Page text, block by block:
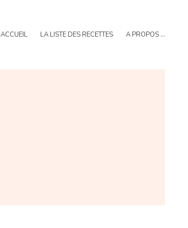
ACCUEIL LA LISTE DES RECETTES A PROPOS …